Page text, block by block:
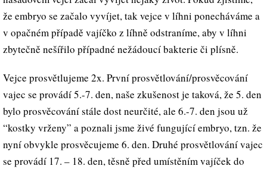
že embryo se začalo vyvíjet, tak vejce v líhni ponecháváme a
v opačném případě vajíčko z líhně odstraníme, aby v líhni
zbytečně nešířilo případné nežádoucí bakterie či plísně.
Vejce prosvětlujeme 2x. První prosvětlování/prosvěcování
vajec se provádí 5.-7. den, naše zkušenost je taková, že 5. den
bylo prosvěcování stále dost neurčité, ale 6.-7. den jsou už
“kostky vrženy” a poznali jsme živé fungující embryo, tzn. že
nyní obvykle prosvěcujeme 6. den. Druhé prosvětlování vajec
se provádí 17. – 18. den, těsně před umístěním vajíček do